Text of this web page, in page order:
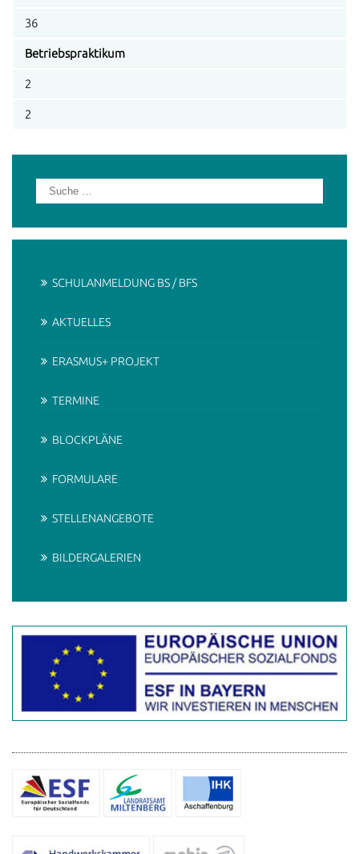
36
Betriebspraktikum
2
2
SCHULANMELDUNG BS / BFS
AKTUELLES
ERASMUS+ PROJEKT
TERMINE
BLOCKPLÄNE
FORMULARE
STELLENANGEBOTE
BILDERGALERIEN